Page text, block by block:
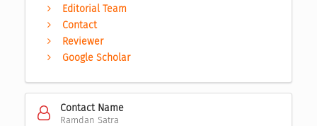
Editorial Team
Contact
Reviewer
Google Scholar
Contact Name
Ramdan Satra